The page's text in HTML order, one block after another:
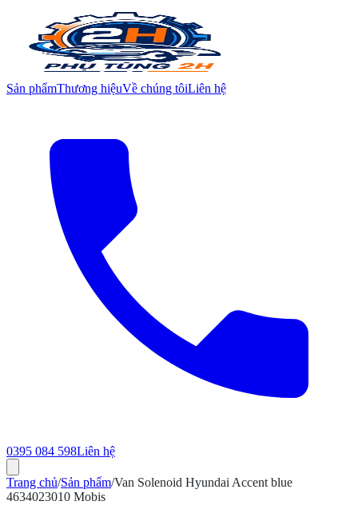
Sản phẩmThương hiệuVề chúng tôiLiên hệ
0395 084 598Liên hệ
Trang chủ/Sản phẩm/Van Solenoid Hyundai Accent blue
4634023010 Mobis